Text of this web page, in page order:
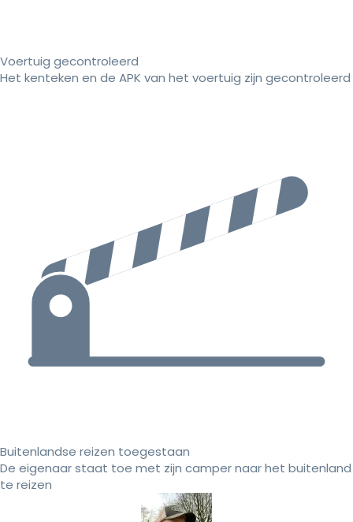
Voertuig gecontroleerd
Het kenteken en de APK van het voertuig zijn gecontroleerd
Buitenlandse reizen toegestaan
De eigenaar staat toe met zijn camper naar het buitenland
te reizen